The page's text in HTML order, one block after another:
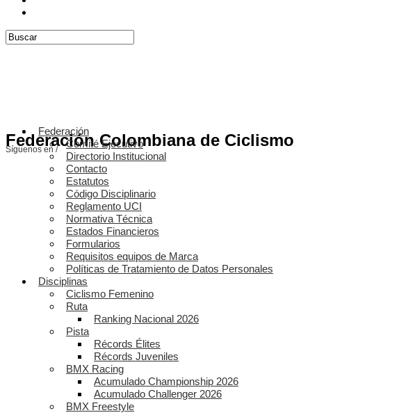
Federación Colombiana de Ciclismo
Síguenos en /
Federación
Comité Ejecutivo
Directorio Institucional
Contacto
Estatutos
Código Disciplinario
Reglamento UCI
Normativa Técnica
Estados Financieros
Formularios
Requisitos equipos de Marca
Políticas de Tratamiento de Datos Personales
Disciplinas
Ciclismo Femenino
Ruta
Ranking Nacional 2026
Pista
Récords Élites
Récords Juveniles
BMX Racing
Acumulado Championship 2026
Acumulado Challenger 2026
BMX Freestyle